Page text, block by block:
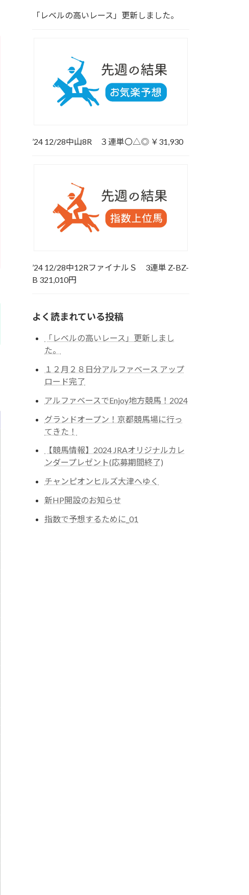
「レベルの高いレース」更新しました。
’24 12/28中山8R ３連単〇△◎ ￥31,930
’24 12/28中12RファイナルＳ 3連単 Z-BZ-
B 321,010円
よく読まれている投稿
「レベルの高いレース」更新しまし
た。
１２月２８日分アルファベース アップ
ロード完了
アルファベースでEnjoy地方競馬！2024
グランドオープン！京都競馬場に行っ
てきた！
【競馬情報】2024 JRAオリジナルカレ
ンダープレゼント(応募期間終了)
チャンピオンヒルズ大津へゆく
新HP開設のお知らせ
指数で予想するために_01